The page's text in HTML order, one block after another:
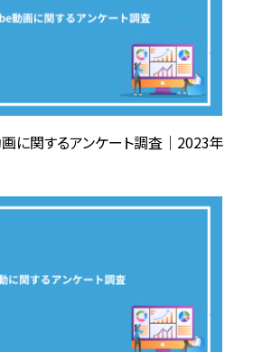
に関するアンケート調査｜2023年